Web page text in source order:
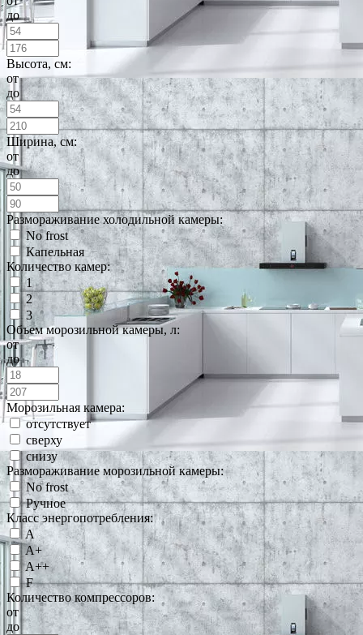
до
Высота, см:
от
до
Ширина, см:
от
до
Размораживание холодильной камеры:
No frost
Капельная
Количество камер:
1
2
3
Объем морозильной камеры, л:
от
до
Морозильная камера:
отсутствует
сверху
снизу
Размораживание морозильной камеры:
No frost
Ручное
Класс энергопотребления:
A
A+
A++
F
Количество компрессоров:
от
до